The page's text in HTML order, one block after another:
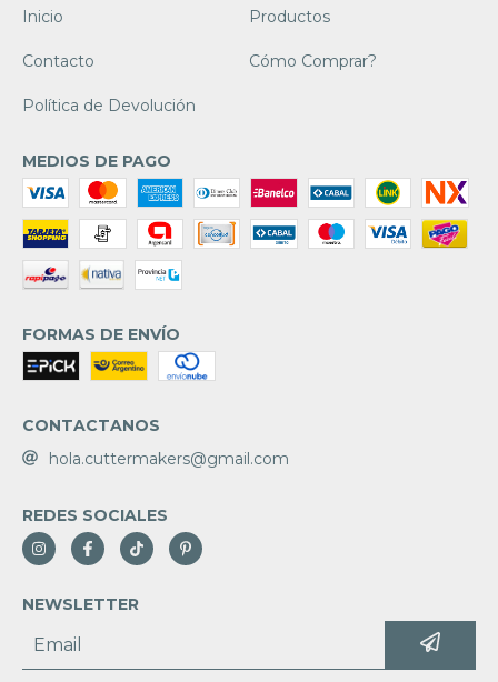
Inicio
Productos
Contacto Cómo Comprar?
Política de Devolución
MEDIOS DE PAGO
FORMAS DE ENVÍO
CONTACTANOS
hola.cuttermakers@gmail.com
REDES SOCIALES
NEWSLETTER